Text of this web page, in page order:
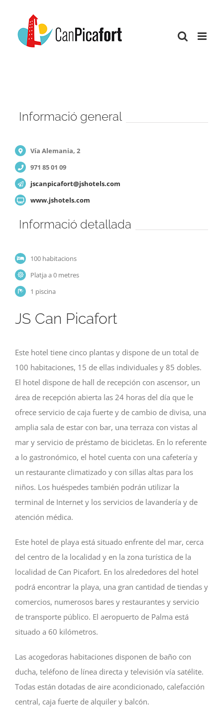
content
Informació general
Vía Alemania, 2
971 85 01 09
jscanpicafort@jshotels.com
www.jshotels.com
Informació detallada
100 habitacions
Platja a 0 metres
1 piscina
JS Can Picafort
Este hotel tiene cinco plantas y dispone de un total de
100 habitaciones, 15 de ellas individuales y 85 dobles.
El hotel dispone de hall de recepción con ascensor, un
área de recepción abierta las 24 horas del día que le
ofrece servicio de caja fuerte y de cambio de divisa, una
amplia sala de estar con bar, una terraza con vistas al
mar y servicio de préstamo de bicicletas. En lo referente
a lo gastronómico, el hotel cuenta con una cafetería y
un restaurante climatizado y con sillas altas para los
niños. Los huéspedes también podrán utilizar la
terminal de Internet y los servicios de lavandería y de
atención médica.
Este hotel de playa está situado enfrente del mar, cerca
del centro de la localidad y en la zona turística de la
localidad de Can Picafort. En los alrededores del hotel
podrá encontrar la playa, una gran cantidad de tiendas y
comercios, numerosos bares y restaurantes y servicio
de transporte público. El aeropuerto de Palma está
situado a 60 kilómetros.
Las acogedoras habitaciones disponen de baño con
ducha, teléfono de línea directa y televisión vía satélite.
Todas están dotadas de aire acondicionado, calefacción
central, caja fuerte de alquiler y balcón.